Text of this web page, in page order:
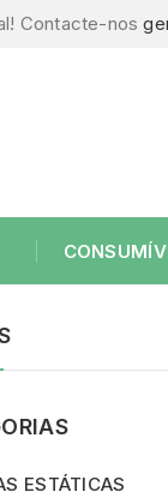
Contacte-nos
ESTÁTICAS